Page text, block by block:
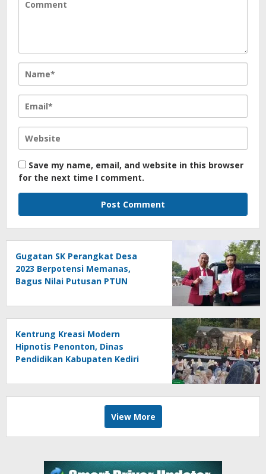
Save my name, email, and website in this browser
for the next time I comment.
Gugatan SK Perangkat Desa
2023 Berpotensi Memanas,
Bagus Nilai Putusan PTUN
Kentrung Kreasi Modern
Hipnotis Penonton, Dinas
Pendidikan Kabupaten Kediri
View More